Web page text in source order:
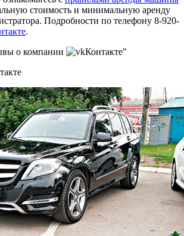
стоимость и минимальную аренду
Подробности по телефону 8-920-
.
о компании
Контакте"